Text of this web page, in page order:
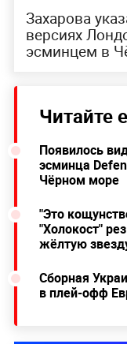
Захарова
версиях
эсминцем в
Читайте
Появилось
эсминца
Чёрном море
"Это
"Холокост"
жёлтую
Сборная
в плей-офф